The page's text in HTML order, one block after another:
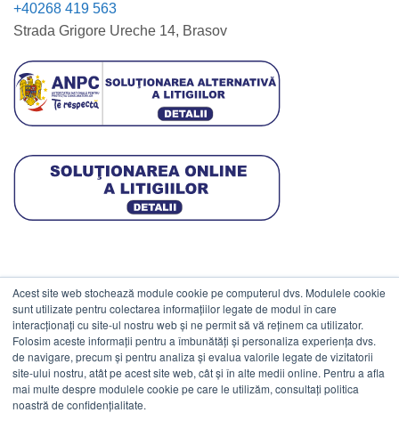
Acest site web stochează module cookie pe computerul dvs. Modulele cookie
sunt utilizate pentru colectarea informațiilor legate de modul în care
interacționați cu site-ul nostru web și ne permit să vă reținem ca utilizator.
Folosim aceste informații pentru a îmbunătăți și personaliza experiența dvs.
de navigare, precum și pentru analiza și evalua valorile legate de vizitatorii
site-ului nostru, atât pe acest site web, cât și în alte medii online. Pentru a afla
mai multe despre modulele cookie pe care le utilizăm, consultați politica
noastră de confidențialitate.
+40268 419 563
Strada Grigore Ureche 14, Brasov
DATE COMERCIALE
ESTICO S.R.L.
CIF: RO1094402.
Reg.Com: J08/469/1991.